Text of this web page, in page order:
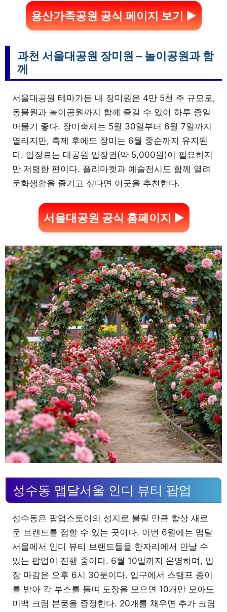
용산가족공원 공식 페이지 보기 ▶
과천 서울대공원 장미원 – 놀이공원과 함
께
서울대공원 테마가든 내 장미원은 4만 5천 주 규모로,
동물원과 놀이공원까지 함께 즐길 수 있어 하루 종일
머물기 좋다. 장미축제는 5월 30일부터 6월 7일까지
열리지만, 축제 후에도 장미는 6월 중순까지 유지된
다. 입장료는 대공원 입장권(약 5,000원)이 필요하지
만 저렴한 편이다. 플리마켓과 예술전시도 함께 열려
문화생활을 즐기고 싶다면 이곳을 추천한다.
서울대공원 공식 홈페이지 ▶
성수동 맵달서울 인디 뷰티 팝업
성수동은 팝업스토어의 성지로 불릴 만큼 항상 새로
운 브랜드를 접할 수 있는 곳이다. 이번 6월에는 맵달
서울에서 인디 뷰티 브랜드들을 한자리에서 만날 수
있는 팝업이 진행 중이다. 6월 10일까지 운영하며, 입
장 마감은 오후 6시 30분이다. 입구에서 스탬프 종이
를 받아 각 부스를 돌며 도장을 모으면 10개만 모아도
미백 크림 본품을 증정한다. 20개를 채우면 추가 크림